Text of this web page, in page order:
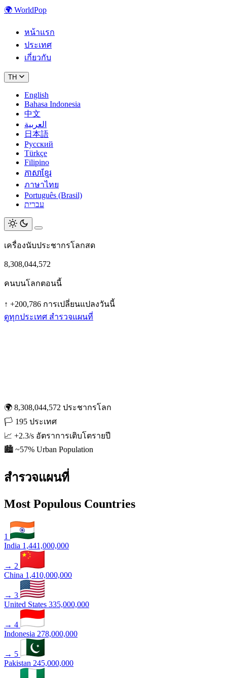
🌍 WorldPop
หน้าแรก
ประเทศ
เกี่ยวกับ
TH
English
Bahasa Indonesia
中文
العربية
日本語
Русский
Türkçe
Filipino
ភាសាខ្មែរ
ภาษาไทย
Português (Brasil)
עברית
เครื่องนับประชากรโลกสด
8,308,044,572
คนบนโลกตอนนี้
↑ +200,786 การเปลี่ยนแปลงวันนี้
ดูทุกประเทศ สำรวจแผนที่
🌍 8,308,044,572 ประชากรโลก
🏳️ 195 ประเทศ
📈 +2.3/s อัตราการเติบโตรายปี
🏙️ ~57% Urban Population
สำรวจแผนที่
Most Populous Countries
1
India 1,441,000,000
→ 2
China 1,410,000,000
→ 3
United States 335,000,000
→ 4
Indonesia 278,000,000
→ 5
Pakistan 245,000,000